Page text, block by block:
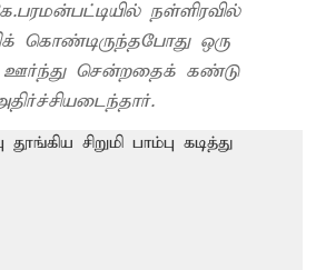
நள்ளிரவில்
கொண்டிருந்தபோது ஒரு
ஊர்ந்து சென்றதைக் கண்டு